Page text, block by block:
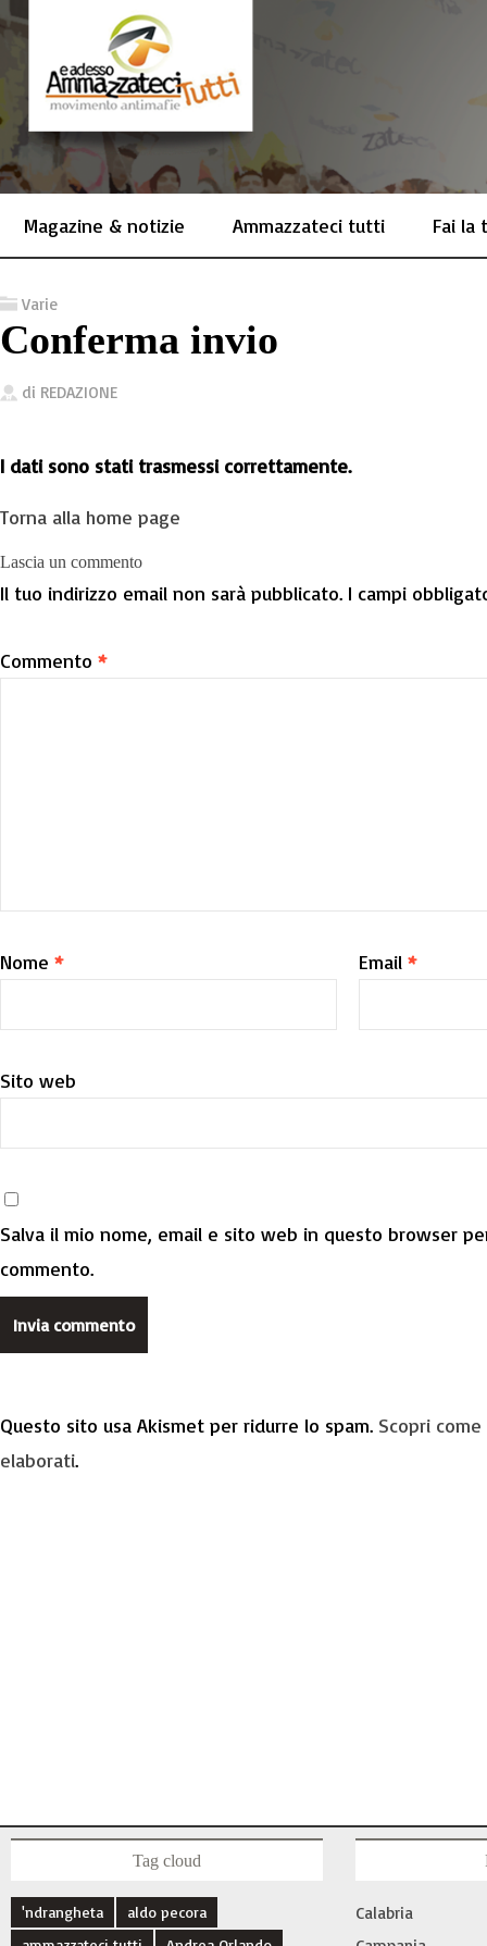
Magazine & notizie Ammazzateci tutti Fai la
Varie
Conferma invio
di REDAZIONE
I dati sono stati trasmessi correttamente.
Torna alla home page
Lascia un commento
Il tuo indirizzo email non sarà pubblicato. I campi
Commento *
Nome * Email *
Sito web
Salva il mio nome, email e sito web in questo browser
commento.
Questo sito usa Akismet per ridurre lo spam. Scopri
elaborati.
Tag cloud
'ndrangheta
aldo pecora
Calabria